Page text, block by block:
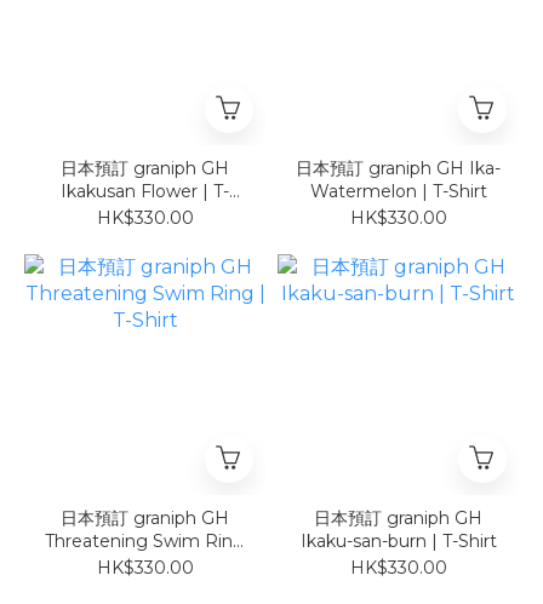
日本預訂 graniph GH
Ikakusan Flower | T-
Shirt
HK$330.00
日本預訂 graniph GH Ika-
Watermelon | T-Shirt
HK$330.00
日本預訂 graniph GH
Threatening Swim Ring
| T-Shirt
HK$330.00
日本預訂 graniph GH
Ikaku-san-burn | T-Shirt
HK$330.00